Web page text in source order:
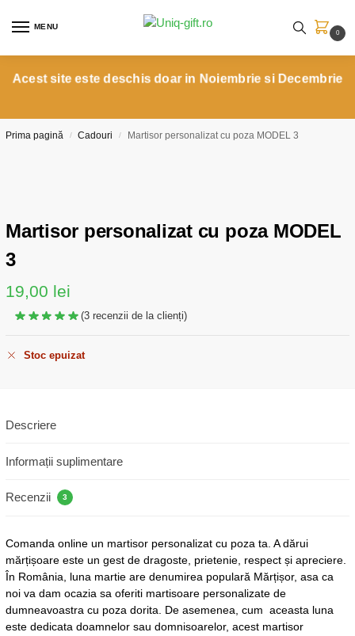
MENU
0
Acest site este deschis doar in Noiembrie si Decembrie
Prima pagină / Cadouri / Martisor personalizat cu poza MODEL 3
Martisor personalizat cu poza MODEL
3
19,00 lei
(3 recenzii de la clienți)
Stoc epuizat
Descriere
Informații suplimentare
Recenzii 3
Comanda online un martisor personalizat cu poza ta. A dărui
mărțișoare este un gest de dragoste, prietenie, respect și apreciere.
În România, luna martie are denumirea populară Mărțișor, asa ca
noi va dam ocazia sa oferiti martisoare personalizate de
dumneavoastra cu poza dorita. De asemenea, cum aceasta luna
este dedicata doamnelor sau domnisoarelor, acest martisor